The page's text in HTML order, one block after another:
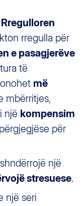
Rregulloren
rregulla për
e pasagjerëve
të
më
mbërritjes,
një kompensim
për
një
stresuese.
një seri